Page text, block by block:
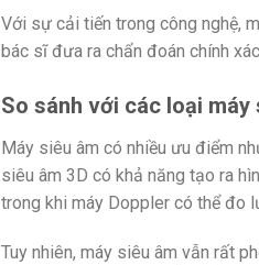
Với sự cải tiến trong công nghệ,
bác sĩ đưa ra chẩn đoán chính
So sánh với các loại máy
Máy siêu âm có nhiều ưu điểm
siêu âm 3D có khả năng tạo ra
trong khi máy Doppler có thể đo
Tuy nhiên, máy siêu âm vẫn rất